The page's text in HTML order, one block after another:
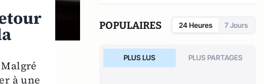
à une
POPULAIRES 24 Heures 7 Jours
PLUS LUS PLUS PARTAGES